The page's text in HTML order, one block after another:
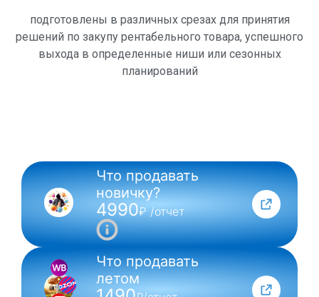
подготовлены в различных срезах для принятия
решений по закупу рентабельного товара, успешного
выхода в определенные ниши или сезонных
планирований
NEW
Что продавать
новичку?
4990₽ /отчет
Что продавать
летом